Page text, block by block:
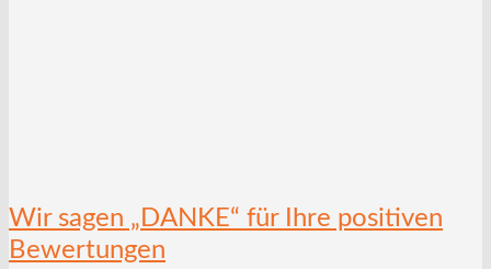
Wir sagen „DANKE“ für Ihre positiven
Bewertungen